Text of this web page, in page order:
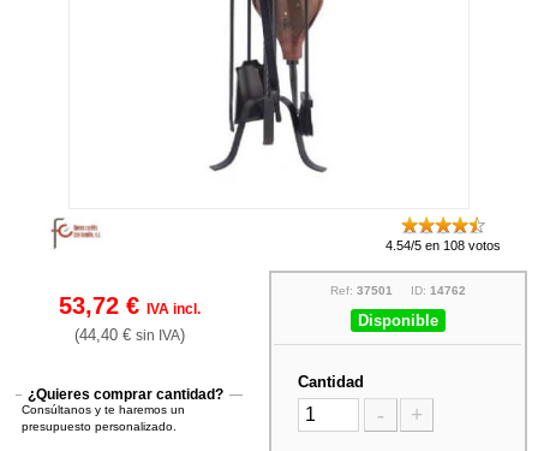
4.54/5 en 108 votos
53,72 € IVA incl.
(44,40 € sin IVA)
¿Quieres comprar cantidad?
Consúltanos y te haremos un
presupuesto personalizado.
Ref: 37501 ID: 14762
Disponible
Cantidad
- +